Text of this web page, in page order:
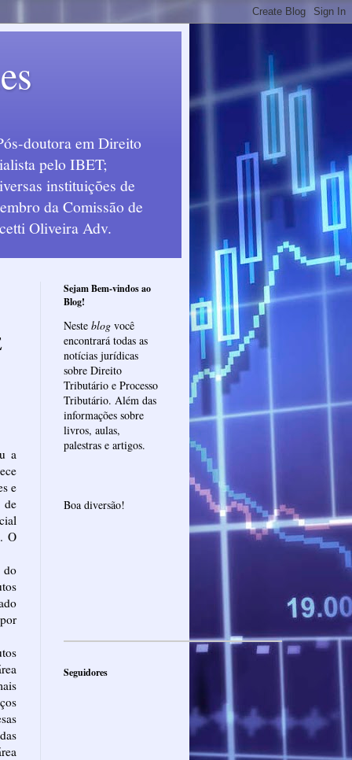
doutora em Direito
pelo IBET;
instituições de
da Comissão de
Oliveira Adv.
a
e
O
Sejam Bem-vindos ao
Blog!
Neste blog você
encontrará todas as
notícias jurídicas
sobre Direito
Tributário e Processo
Tributário. Além das
informações sobre
livros, aulas,
palestras e artigos.
Boa diversão!
Seguidores